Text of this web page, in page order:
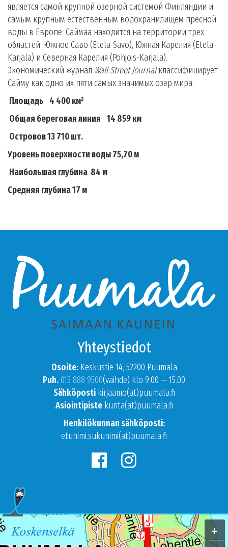
является самой крупной озерной системой Финляндии и
самым крупным естественным водохранилищем пресной
воды в Европе. Саймаа находится на территории трех
областей: Южное Саво (Etelä-Savo), Южная Карелия (Etelä-
Karjala) и Северная Карелия (Pohjois-Karjala).
Экономический журнал Wall Street Journalклассифицирует
Сайму как одно их пяти самых значимых озер мира.
Площадь 4 400 км²
Общая береговая линия 14 859 км
Островов 13 710 шт.
Уровень поверхности воды 75,70 м
Наибольшая глубина 84 м
Средняя глубина 17 м
Yhteystiedot
Osoite:Keskustie 14, 52200 Puumala
Puh. 015 888 9500(vaihde) klo 9.00 — 15.00
Sähköpostikirjaamo(at)puumala.fi
Asiointipistekunta(at)puumala.fi
Henkilökunnan sähköposti:
etunimi.sukunimi(at)puumala.fi